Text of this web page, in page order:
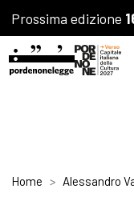
Prossima edizione
Home Alessandro